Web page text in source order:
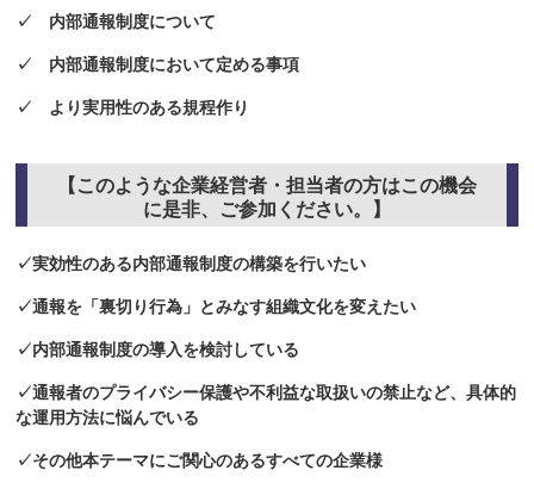
✓ 内部通報制度について
✓ 内部通報制度において定める事項
✓ より実用性のある規程作り
【このような企業経営者・担当者の方はこの機会
に是非、ご参加ください。】
✓実効性のある内部通報制度の構築を行いたい
✓通報を「裏切り行為」とみなす組織文化を変えたい
✓内部通報制度の導入を検討している
✓通報者のプライバシー保護や不利益な取扱いの禁止など、具体的
な運用方法に悩んでいる
✓その他本テーマにご関心のあるすべての企業様